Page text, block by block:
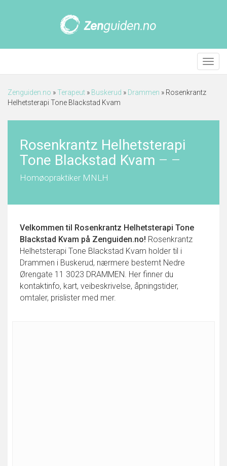
Meny
Zenguiden.no »Terapeut » Buskerud » Drammen » Rosenkrantz
Helhetsterapi Tone Blackstad Kvam
Rosenkrantz Helhetsterapi
Tone Blackstad Kvam – –
Homøopraktiker MNLH
Velkommen til Rosenkrantz Helhetsterapi Tone
Blackstad Kvam på Zenguiden.no! Rosenkrantz
Helhetsterapi Tone Blackstad Kvam holder til i
Drammen i Buskerud, nærmere bestemt Nedre
Ørengate 11 3023 DRAMMEN. Her finner du
kontaktinfo, kart, veibeskrivelse, åpningstider,
omtaler, prislister med mer.